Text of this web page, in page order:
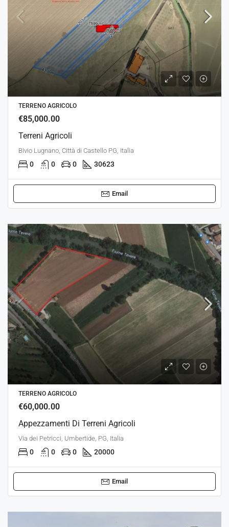
TERRENO AGRICOLO
€85,000.00
Terreni Agricoli
Bivio Lugnano, Città di Castello PG, Italia
0 0 0 30623
Email
TERRENO AGRICOLO
€60,000.00
Appezzamenti Di Terreni Agricoli
Via dei Petricci, Umbertide, PG, Italia
0 0 0 20000
Email